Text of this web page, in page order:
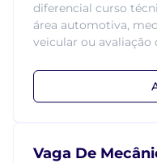
diferencial curso
área automotiva,
veicular ou avaliação
Vaga De